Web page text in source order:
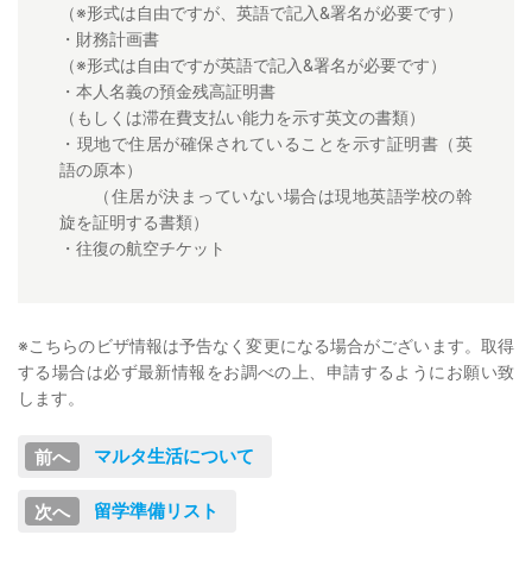
（※形式は自由ですが、英語で記入&署名が必要です）
・財務計画書
（※形式は自由ですが英語で記入&署名が必要です）
・本人名義の預金残高証明書
（もしくは滞在費支払い能力を示す英文の書類）
・現地で住居が確保されていることを示す証明書（英
語の原本）
（住居が決まっていない場合は現地英語学校の斡
旋を証明する書類）
・往復の航空チケット
※こちらのビザ情報は予告なく変更になる場合がございます。取得
する場合は必ず最新情報をお調べの上、申請するようにお願い致
します。
マルタ生活について
留学準備リスト